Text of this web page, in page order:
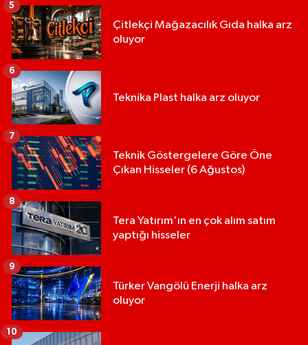
Çitlekçi Mağazacılık Gıda halka arz
oluyor
5
Teknika Plast halka arz oluyor
6
Teknik Göstergelere Göre Öne
Çıkan Hisseler (6 Ağustos)
7
Tera Yatırım'ın en çok alım satım
yaptığı hisseler
8
Türker Vangölü Enerji halka arz
oluyor
9
10